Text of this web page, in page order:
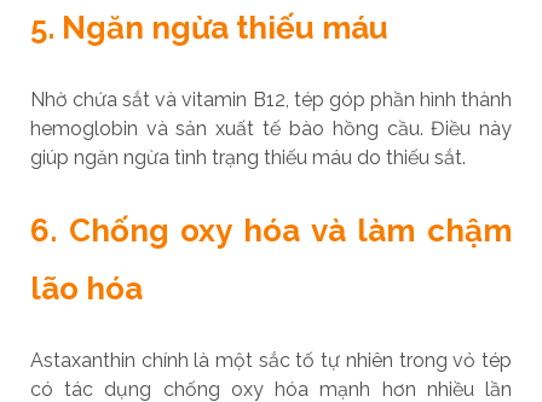
5. Ngăn ngừa thiếu máu
Nhờ chứa sắt và vitamin B12, tép góp phần hình thành
hemoglobin và sản xuất tế bào hồng cầu. Điều này
giúp ngăn ngừa tình trạng thiếu máu do thiếu sắt.
6. Chống oxy hóa và làm chậm
lão hóa
Astaxanthin chính là một sắc tố tự nhiên trong vỏ tép
có tác dụng chống oxy hóa mạnh hơn nhiều lần